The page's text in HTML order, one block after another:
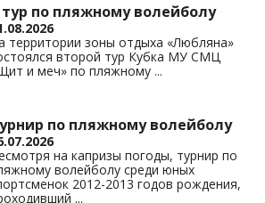
тур по пляжному волейболу
территории зоны отдыха «Любляна»
второй тур Кубка МУ СМЦ
и меч» по пляжному ...
по пляжному волейболу
на капризы погоды, турнир по
волейболу среди юных
2012-2013 годов рождения,
...